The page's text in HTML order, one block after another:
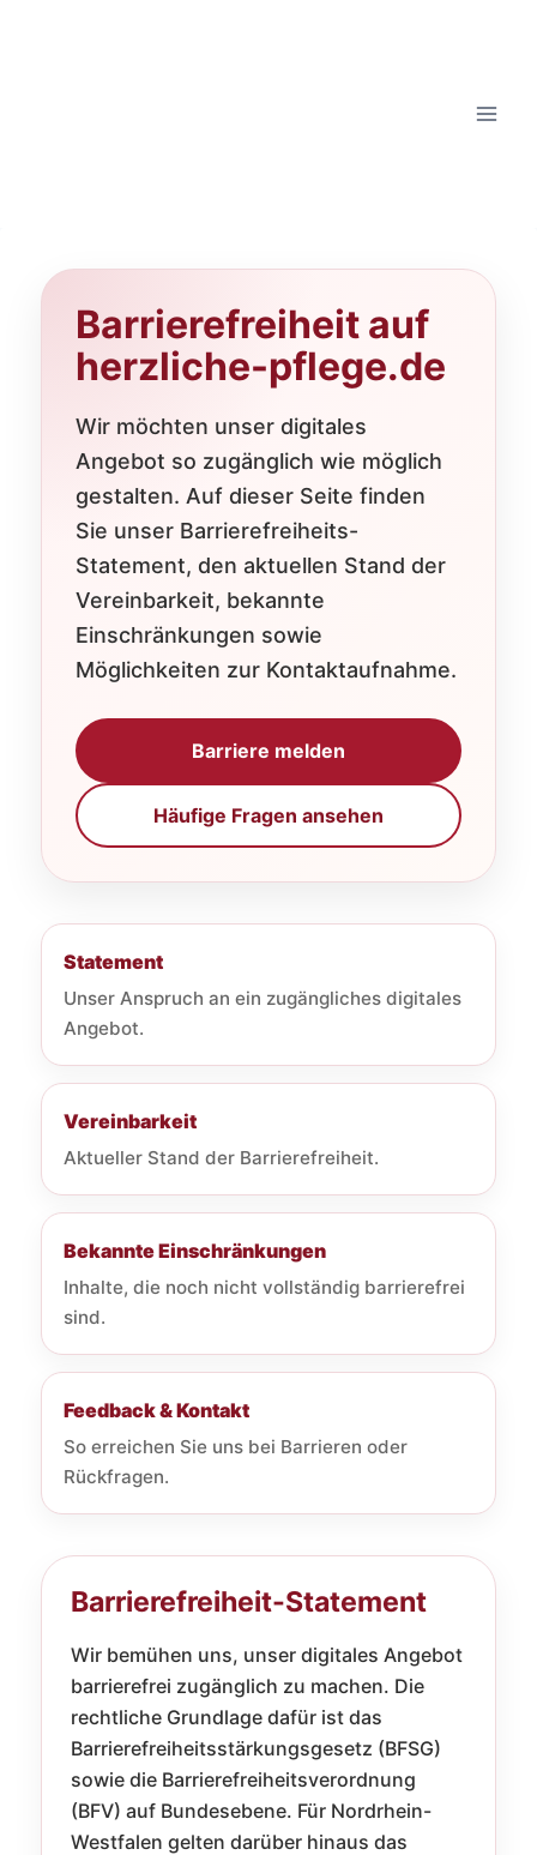
Barrierefreiheit auf
herzliche-pflege.de
Wir möchten unser digitales
Angebot so zugänglich wie möglich
gestalten. Auf dieser Seite finden
Sie unser Barrierefreiheits-
Statement, den aktuellen Stand der
Vereinbarkeit, bekannte
Einschränkungen sowie
Möglichkeiten zur Kontaktaufnahme.
Barriere melden
Häufige Fragen ansehen
Statement
Unser Anspruch an ein zugängliches digitales
Angebot.
Vereinbarkeit
Aktueller Stand der Barrierefreiheit.
Bekannte Einschränkungen
Inhalte, die noch nicht vollständig barrierefrei
sind.
Feedback & Kontakt
So erreichen Sie uns bei Barrieren oder
Rückfragen.
Barrierefreiheit-Statement
Wir bemühen uns, unser digitales Angebot
barrierefrei zugänglich zu machen. Die
rechtliche Grundlage dafür ist das
Barrierefreiheitsstärkungsgesetz (BFSG)
sowie die Barrierefreiheitsverordnung
(BFV) auf Bundesebene. Für Nordrhein-
Westfalen gelten darüber hinaus das